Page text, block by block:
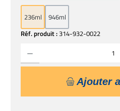
Réf. produit :314-932-0022
236ml 946ml
Ajouter